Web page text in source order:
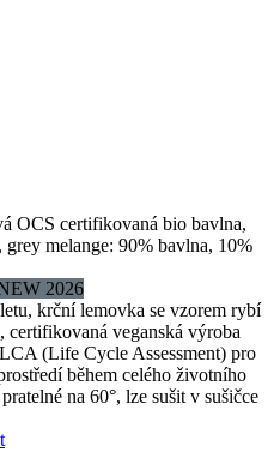
OCS certifikovaná bio bavlna,
melange: 90% bavlna, 10%
2026
krční lemovka se vzorem rybí
certifikovaná veganská výroba
(Life Cycle Assessment) pro
během celého životního
na 60°, lze sušit v sušičce